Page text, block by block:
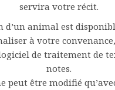
servira votre récit.
d’un animal est
à votre
de traitement de
notes.
peut être modifié